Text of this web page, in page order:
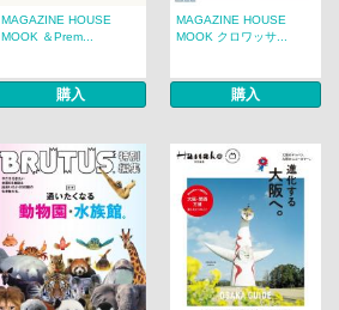
MAGAZINE HOUSE
MOOK ＆Prem...
購入
MAGAZINE HOUSE
MOOK クロワッサ...
購入